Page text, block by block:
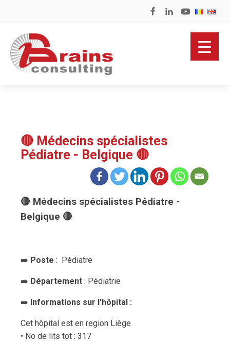
🔴 Médecins spécialistes
Pédiatre - Belgique 🔴
🔴 Médecins spécialistes Pédiatre -
Belgique 🔴
➡️ Poste : Pédiatre
➡️ Département : Pédiatrie
➡️ Informations sur l'hôpital :
Cet hôpital est en region Liège
• No de lits tot :​ 317